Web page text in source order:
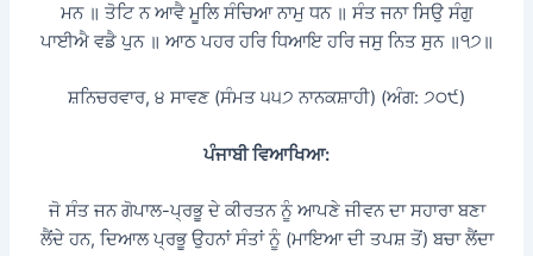
ਮਨ ॥ ਤੋਟਿ ਨ ਆਵੈ ਮੂਲਿ ਸੰਚਿਆ ਨਾਮੁ ਧਨ ॥ ਸੰਤ ਜਨਾ ਸਿਉ ਸੰਗੁ
ਪਾਈਐ ਵਡੈ ਪੁਨ ॥ ਆਠ ਪਹਰ ਹਰਿ ਧਿਆਇ ਹਰਿ ਜਸੁ ਨਿਤ ਸੁਨ ॥੧੭॥
ਸ਼ਨਿਚਰਵਾਰ, ੪ ਸਾਵਣ (ਸੰਮਤ ੫੫੭ ਨਾਨਕਸ਼ਾਹੀ) (ਅੰਗ: ੭੦੯)
ਪੰਜਾਬੀ ਵਿਆਖਿਆ:
ਜੋ ਸੰਤ ਜਨ ਗੋਪਾਲ-ਪ੍ਰਭੂ ਦੇ ਕੀਰਤਨ ਨੂੰ ਆਪਣੇ ਜੀਵਨ ਦਾ ਸਹਾਰਾ ਬਣਾ
ਲੈਂਦੇ ਹਨ, ਦਿਆਲ ਪ੍ਰਭੂ ਉਹਨਾਂ ਸੰਤਾਂ ਨੂੰ (ਮਾਇਆ ਦੀ ਤਪਸ਼ ਤੋਂ) ਬਚਾ ਲੈਂਦਾ